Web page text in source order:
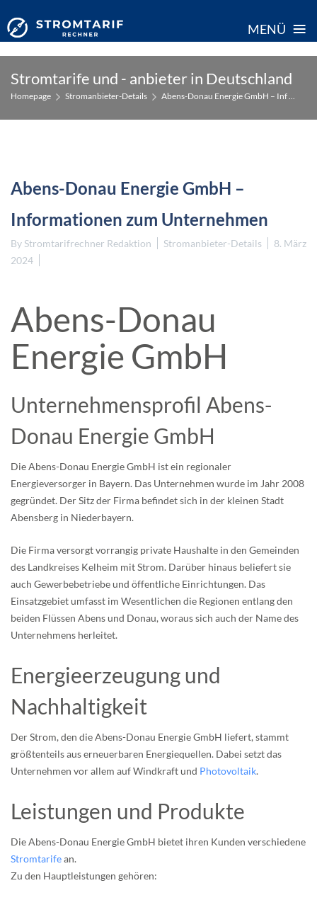
MENÜ ≡
content
Stromtarife und - anbieter in Deutschland
Homepage Stromanbieter-Details Abens-Donau Energie GmbH – Inf ...
Abens-Donau Energie GmbH –
Informationen zum Unternehmen
By Stromtarifrechner Redaktion Stromanbieter-Details
8. März
2024
Abens-Donau
Energie GmbH
Unternehmensprofil Abens-
Donau Energie GmbH
Die Abens-Donau Energie GmbH ist ein regionaler
Energieversorger in Bayern. Das Unternehmen wurde im Jahr 2008
gegründet. Der Sitz der Firma befindet sich in der kleinen Stadt
Abensberg in Niederbayern.
Die Firma versorgt vorrangig private Haushalte in den Gemeinden
des Landkreises Kelheim mit Strom. Darüber hinaus beliefert sie
auch Gewerbebetriebe und öffentliche Einrichtungen. Das
Einsatzgebiet umfasst im Wesentlichen die Regionen entlang den
beiden Flüssen Abens und Donau, woraus sich auch der Name des
Unternehmens herleitet.
Energieerzeugung und
Nachhaltigkeit
Der Strom, den die Abens-Donau Energie GmbH liefert, stammt
größtenteils aus erneuerbaren Energiequellen. Dabei setzt das
Unternehmen vor allem auf Windkraft und Photovoltaik.
Leistungen und Produkte
Die Abens-Donau Energie GmbH bietet ihren Kunden verschiedene
Stromtarifean.
Zu den Hauptleistungen gehören: